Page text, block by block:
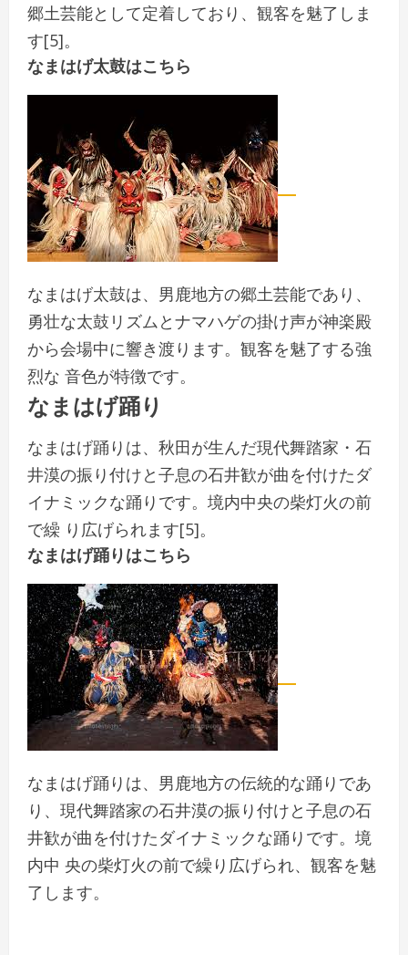
郷土芸能として定着しており、観客を魅了しま
す[5]。
なまはげ太鼓はこちら
なまはげ太鼓は、男鹿地方の郷土芸能であり、
勇壮な太鼓リズムとナマハゲの掛け声が神楽殿
から会場中に響き渡ります。観客を魅了する強
烈な 音色が特徴です。
なまはげ踊り
なまはげ踊りは、秋田が生んだ現代舞踏家・石
井漠の振り付けと子息の石井歓が曲を付けたダ
イナミックな踊りです。境内中央の柴灯火の前
で繰 り広げられます[5]。
なまはげ踊りはこちら
なまはげ踊りは、男鹿地方の伝統的な踊りであ
り、現代舞踏家の石井漠の振り付けと子息の石
井歓が曲を付けたダイナミックな踊りです。境
内中 央の柴灯火の前で繰り広げられ、観客を魅
了します。